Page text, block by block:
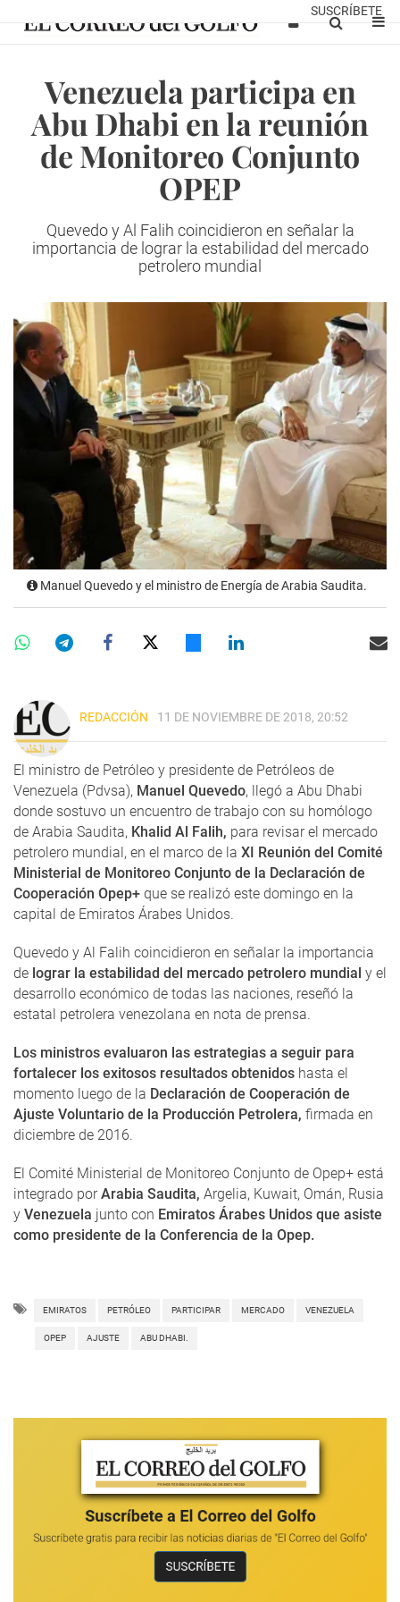
SUSCRÍBETE
Venezuela participa en
Abu Dhabi en la reunión
de Monitoreo Conjunto
OPEP
Quevedo y Al Falih coincidieron en señalar la
importancia de lograr la estabilidad del mercado
petrolero mundial
Manuel Quevedo y el ministro de Energía de Arabia Saudita.
REDACCIÓN 11 DE NOVIEMBRE DE 2018, 20:52
El ministro de Petróleo y presidente de Petróleos de
Venezuela (Pdvsa), Manuel Quevedo, llegó a Abu Dhabi
donde sostuvo un encuentro de trabajo con su homólogo
de Arabia Saudita, Khalid Al Falih, para revisar el mercado
petrolero mundial, en el marco de la XI Reunión del Comité
Ministerial de Monitoreo Conjunto de la Declaración de
Cooperación Opep+ que se realizó este domingo en la
capital de Emiratos Árabes Unidos.
Quevedo y Al Falih coincidieron en señalar la importancia
de lograr la estabilidad del mercado petrolero mundial y el
desarrollo económico de todas las naciones, reseñó la
estatal petrolera venezolana en nota de prensa.
Los ministros evaluaron las estrategias a seguir para
fortalecer los exitosos resultados obtenidos hasta el
momento luego de la Declaración de Cooperación de
Ajuste Voluntario de la Producción Petrolera, firmada en
diciembre de 2016.
El Comité Ministerial de Monitoreo Conjunto de Opep+ está
integrado porArabia Saudita, Argelia, Kuwait, Omán, Rusia
y Venezuela junto con Emiratos Árabes Unidos que asiste
como presidente de la Conferencia de la Opep.
EMIRATOS PETRÓLEO PARTICIPAR MERCADO VENEZUELA
OPEP AJUSTE ABU DHABI.